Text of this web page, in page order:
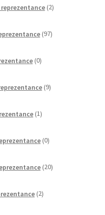
2izdelka
97izdelkov
0izdelkov
9izdelkov
1izdelek
0izdelkov
20izdelkov
2izdelka